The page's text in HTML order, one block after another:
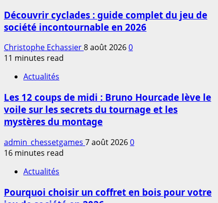
Découvrir cyclades : guide complet du jeu de
société incontournable en 2026
Christophe Echassier8 août 20260
11 minutes read
Actualités
Les 12 coups de midi : Bruno Hourcade lève le
voile sur les secrets du tournage et les
mystères du montage
admin_chessetgames 7 août 20260
16 minutes read
Actualités
Pourquoi choisir un coffret en bois pour votre